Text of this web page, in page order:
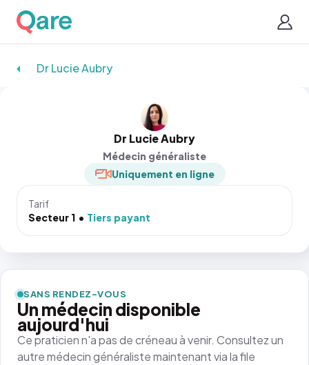
Dr Lucie Aubry
Dr Lucie Aubry
Médecin généraliste
Uniquement en ligne
Tarif
Secteur 1
Tiers payant
SANS RENDEZ-VOUS
Un médecin disponible
aujourd'hui
Ce praticien n'a pas de créneau à venir. Consultez un
autre médecin généraliste maintenant via la file